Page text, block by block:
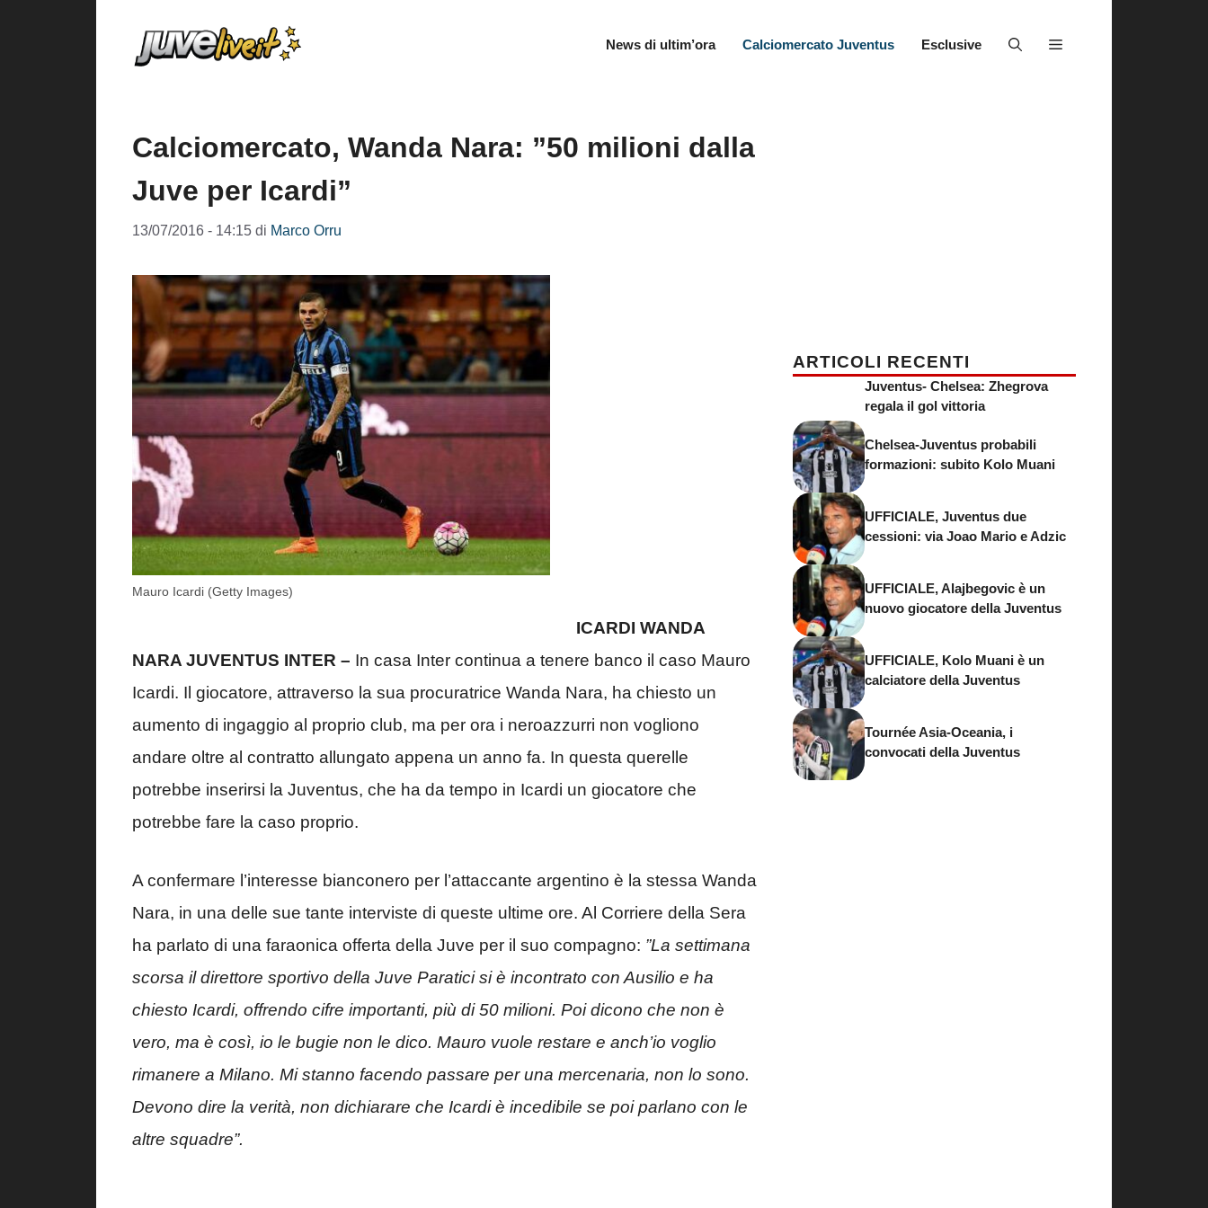
News di ultim’ora Calciomercato Juventus Esclusive
Calciomercato, Wanda Nara: ”50 milioni dalla
Juve per Icardi”
13/07/2016 - 14:15 di Marco Orru
Mauro Icardi (Getty Images)
ICARDI WANDA
NARA JUVENTUS INTER – In casa Inter continua a tenere banco il caso Mauro
Icardi. Il giocatore, attraverso la sua procuratrice Wanda Nara, ha chiesto un
aumento di ingaggio al proprio club, ma per ora i neroazzurri non vogliono
andare oltre al contratto allungato appena un anno fa. In questa querelle
potrebbe inserirsi la Juventus, che ha da tempo in Icardi un giocatore che
potrebbe fare la caso proprio.
A confermare l’interesse bianconero per l’attaccante argentino è la stessa Wanda
Nara, in una delle sue tante interviste di queste ultime ore. Al Corriere della Sera
ha parlato di una faraonica offerta della Juve per il suo compagno: ”La settimana
scorsa il direttore sportivo della Juve Paratici si è incontrato con Ausilio e ha
chiesto Icardi, offrendo cifre importanti, più di 50 milioni. Poi dicono che non è
vero, ma è così, io le bugie non le dico. Mauro vuole restare e anch’io voglio
rimanere a Milano. Mi stanno facendo passare per una mercenaria, non lo sono.
Devono dire la verità, non dichiarare che Icardi è incedibile se poi parlano con le
altre squadre”.
ARTICOLI RECENTI
Juventus- Chelsea: Zhegrova
regala il gol vittoria
Chelsea-Juventus probabili
formazioni: subito Kolo Muani
UFFICIALE, Juventus due
cessioni: via Joao Mario e Adzic
UFFICIALE, Alajbegovic è un
nuovo giocatore della Juventus
UFFICIALE, Kolo Muani è un
calciatore della Juventus
Tournée Asia-Oceania, i
convocati della Juventus